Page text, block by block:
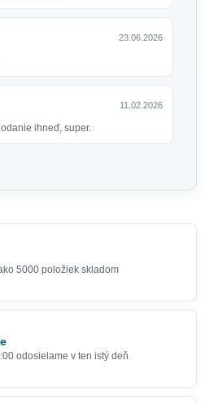
23.06.2026
11.02.2026
ihneď, super.
5000 položiek skladom
odosielame v ten istý deň